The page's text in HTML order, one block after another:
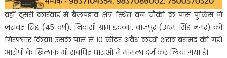
वहीं दूसरी कार्रवाई में बैलपड़ाव क्षेत्र स्थित वन चौकी के पास पुलिस ने
जसवंत सिंह (45 वर्ष), निवासी ग्राम इटब्बा, बाजपुर (उधम सिंह नगर) को
गिरफ्तार किया। उसके पास से 10 लीटर अवैध कच्ची शराब बरामद की गई।
आरोपी के खिलाफ भी संबंधित धाराओं में मामला दर्ज कर लिया गया है।